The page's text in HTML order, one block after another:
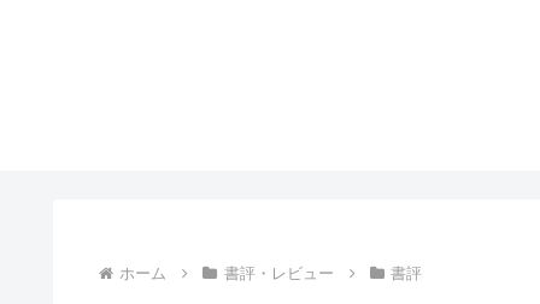
ホーム 書評・レビュー 書評